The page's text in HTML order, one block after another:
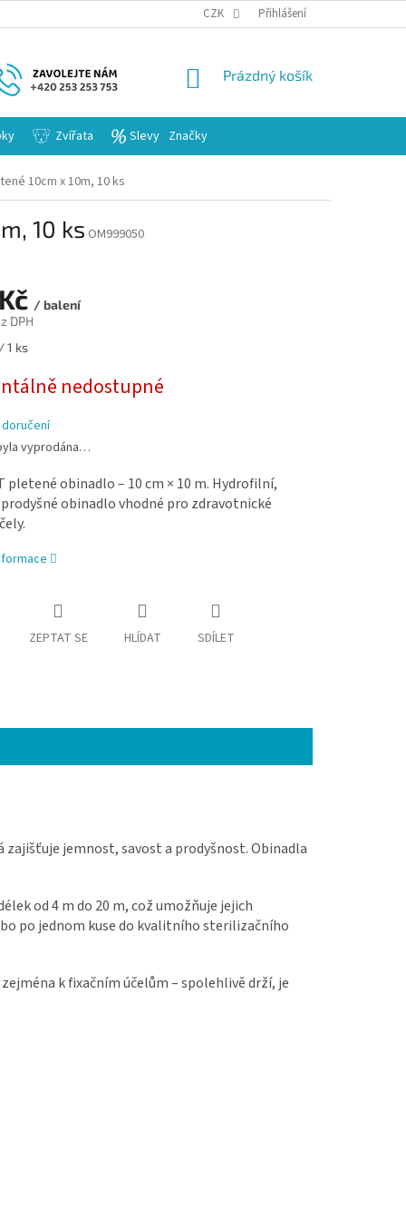
CZK Přihlášení
NÁKUPNÍ
Prázdný košík
Zvířata Slevy Značky
10cm x 10m, 10 ks
10 ks OM999050
/ balení
DPH
1 ks
nedostupné
vyprodána…
pletené obinadlo – 10 cm × 10 m. Hydrofilní,
obinadlo vhodné pro zdravotnické
ZEPTAT SE HLÍDAT SDÍLET
jemnost, savost a prodyšnost. Obinadla
od 4 m do 20 m, což umožňuje jejich
po jednom kuse do kvalitního sterilizačního
k fixačním účelům – spolehlivě drží, je